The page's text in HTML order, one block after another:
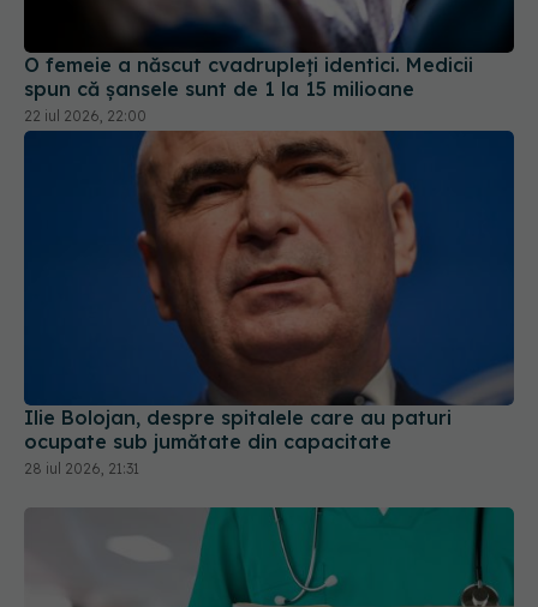
O femeie a născut cvadrupleți identici. Medicii
spun că șansele sunt de 1 la 15 milioane
22 iul 2026, 22:00
Ilie Bolojan, despre spitalele care au paturi
ocupate sub jumătate din capacitate
28 iul 2026, 21:31